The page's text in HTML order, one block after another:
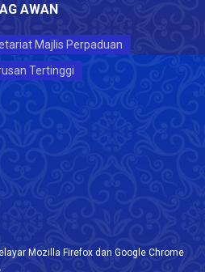
AWAN
Majlis Perpaduan
Tertinggi
Mozilla Firefox dan Google Chrome